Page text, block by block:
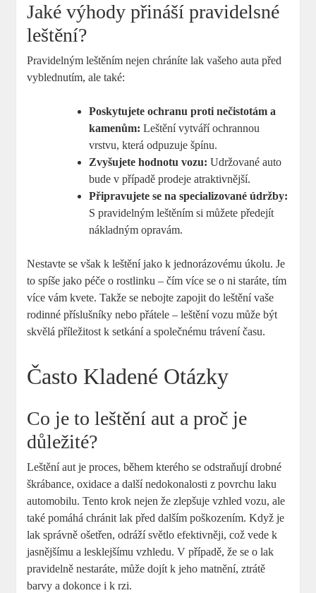
Jaké výhody přináší pravidelsné
leštění?
Pravidelným leštěním nejen chráníte lak vašeho auta před
vyblednutím, ale také:
Poskytujete ochranu proti nečistotám a
kamenům: Leštění vytváří ochrannou
vrstvu, která odpuzuje špínu.
Zvyšujete hodnotu vozu: Udržované auto
bude v případě prodeje atraktivnější.
Připravujete se na specializované údržby:
S pravidelným leštěním si můžete předejít
nákladným opravám.
Nestavte se však k leštění jako k jednorázovému úkolu. Je
to spíše jako péče o rostlinku – čím více se o ni staráte, tím
více vám kvete. Takže se nebojte zapojit do leštění vaše
rodinné příslušníky nebo přátele – leštění vozu může být
skvělá příležitost k setkání a společnému trávení času.
Často Kladené Otázky
Co je to leštění aut a proč je
důležité?
Leštění aut je proces, během kterého se odstraňují drobné
škrábance, oxidace a další nedokonalosti z povrchu laku
automobilu. Tento krok nejen že zlepšuje vzhled vozu, ale
také pomáhá chránit lak před dalším poškozením. Když je
lak správně ošetřen, odráží světlo efektivněji, což vede k
jasnějšímu a lesklejšímu vzhledu. V případě, že se o lak
pravidelně nestaráte, může dojít k jeho matnění, ztrátě
barvy a dokonce i k rzi.